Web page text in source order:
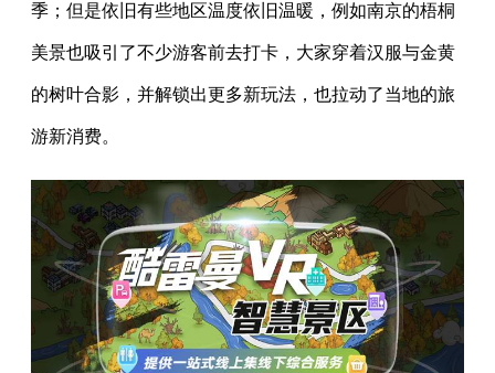
季；但是依旧有些地区温度依旧温暖，例如南京的梧桐
美景也吸引了不少游客前去打卡，大家穿着汉服与金黄
的树叶合影，并解锁出更多新玩法，也拉动了当地的旅
游新消费。